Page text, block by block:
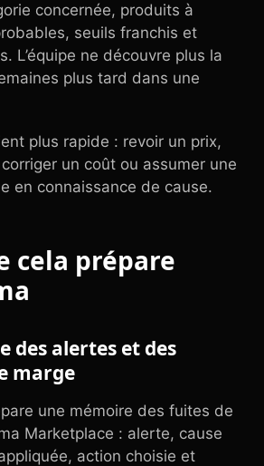
concernée, produits à
seuils franchis et
L’équipe ne découvre plus la
plus tard dans une
plus rapide : revoir un prix,
un coût ou assumer une
en connaissance de cause.
cela prépare
des alertes et des
marge
une mémoire des fuites de
Marketplace : alerte, cause
action choisie et